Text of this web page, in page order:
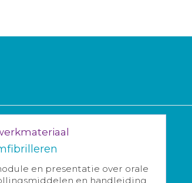
en presentatie over orale
en handleiding